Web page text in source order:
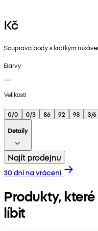
Kč
Souprava body s krátkým
Barvy
Velikosti
0/0 0/3 86 92 98 3/6
Detaily
Najít prodejnu
30 dní na vrácení
Produkty,
líbit